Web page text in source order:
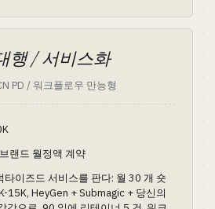
행 / 서비스화
PD / 워크플로우 만능형
랜드 월정액 계약
타이즈드 서비스를 판다: 월 30 개 숏
15K, HeyGen + Submagic + 당신의